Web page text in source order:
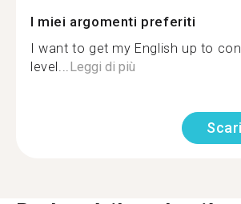
I miei argomenti preferiti
I want to get my English up to
level... Leggi di più